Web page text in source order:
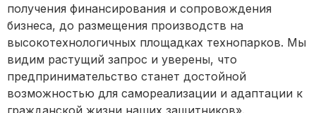
получения финансирования и сопровождения
бизнеса, до размещения производств на
высокотехнологичных площадках технопарков. Мы
видим растущий запрос и уверены, что
предпринимательство станет достойной
возможностью для самореализации и адаптации к